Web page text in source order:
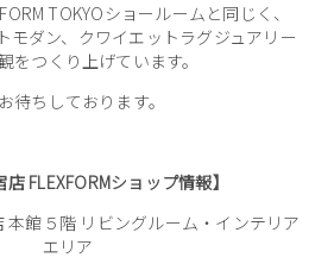
TOKYOショールームと同じく、
モダン、クワイエットラグジュアリー
をつくり上げています。
待ちしております。
店 FLEXFORMショップ情報】
本館５階 リビングルーム・インテリア
エリア